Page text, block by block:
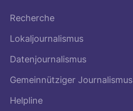
Recherche
Lokaljournalismus
Datenjournalismus
Gemeinnütziger Journalismus
Helpline